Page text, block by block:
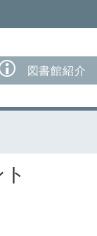
図書館紹介